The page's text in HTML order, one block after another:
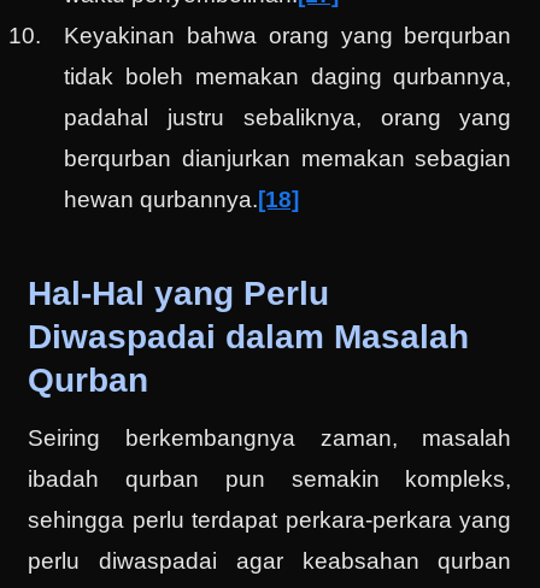
Keyakinan bahwa orang yang berqurban
tidak boleh memakan daging qurbannya,
padahal justru sebaliknya, orang yang
berqurban dianjurkan memakan sebagian
hewan qurbannya.[18]
Hal-Hal yang Perlu
Diwaspadai dalam Masalah
Qurban
Seiring berkembangnya zaman, masalah
ibadah qurban pun semakin kompleks,
sehingga perlu terdapat perkara-perkara yang
perlu diwaspadai agar keabsahan qurban